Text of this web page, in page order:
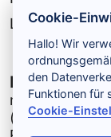
Linkedin
Kontaktdaten
mediendiele
Cookie-
Hallo! Wir
den
Funktionen für
Cookie-